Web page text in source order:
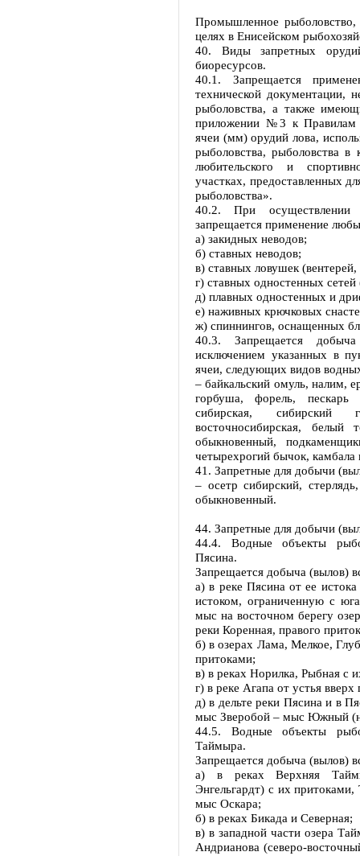
Промышленное рыболовство,
целях в Енисейском
40. Виды запретных
биоресурсов.
40.1. Запрещается
технической документации,
рыболовства, а также
приложении №3 к Правилам
ячеи (мм) орудий лова,
рыболовства, рыболовства в
любительского и
участках, предоставленных
рыболовства».
40.2. При осуществлении
запрещается применение
а) закидных неводов;
б) ставных неводов;
в) ставных ловушек
г) ставных одностенных
д) плавных одностенных и
е) наживных крючковых
ж) спиннингов, оснащенных
40.3. Запрещается
исключением указанных в
ячеи, следующих видов
– байкальский омуль, налим,
горбуша, форель, пескарь
сибирская, сибирский
восточносибирская, белый
обыкновенный,
четырехрогий бычок, камбала
41. Запретные для добычи
– осетр сибирский,
обыкновенный.
44. Запретные для добычи
44.4. Водные объекты
Пясина.
Запрещается добыча (вылов)
а) в реке Пясина от ее
истоком, ограниченную с
мыс на восточном берегу
реки Коренная, правого
б) в озерах Лама, Мелкое,
притоками;
в) в реках Норилка, Рыбная с
г) в реке Агапа от устья
д) в дельте реки Пясина и в
мыс Зверобой – мыс Южный
44.5. Водные объекты
Таймыра.
Запрещается добыча (вылов)
а) в реках Верхняя
Энгельгардт) с их
мыс Оскара;
б) в реках Бикада и Северная;
в) в западной части озера
Андрианова (северо-